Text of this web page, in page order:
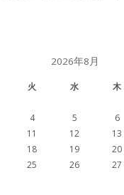
2026年8月
火 水 木
4 5 6
11 12 13
18 19 20
25 26 27